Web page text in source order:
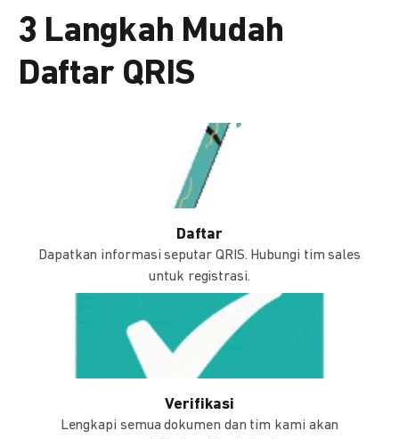
3 Langkah Mudah
Daftar QRIS
Daftar
Dapatkan informasi seputar QRIS. Hubungi tim sales
untuk registrasi.
Verifikasi
Lengkapi semua dokumen dan tim kami akan